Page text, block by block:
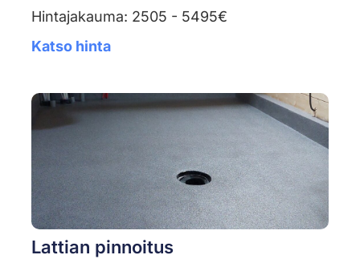
Hintajakauma: 2505 - 5495€
Katso hinta
Lattian pinnoitus